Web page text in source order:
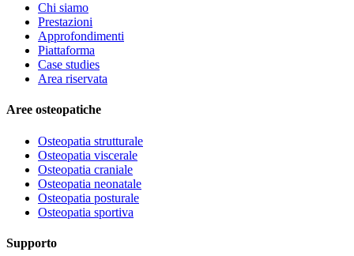
Chi siamo
Prestazioni
Approfondimenti
Piattaforma
Case studies
Area riservata
Aree osteopatiche
Osteopatia strutturale
Osteopatia viscerale
Osteopatia craniale
Osteopatia neonatale
Osteopatia posturale
Osteopatia sportiva
Supporto